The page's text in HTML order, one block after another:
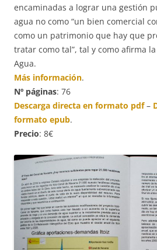
encaminadas a lograr una gestión
agua no como “un bien comercial
como un patrimonio que hay que
tratar como tal”, tal y como afirma
Agua.
Más información.
Nº páginas: 76
Descarga directa en formato pdf–
formato epub.
Precio: 8€